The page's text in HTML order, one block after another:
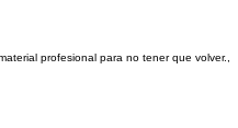
profesional para no tener que volver.,